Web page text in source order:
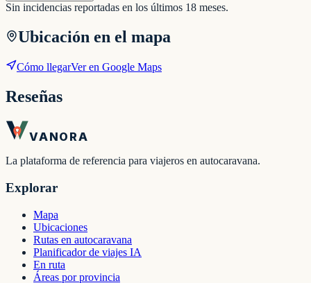
Sin incidencias reportadas en los últimos 18 meses.
Ubicación en el mapa
Cómo llegarVer en Google Maps
Reseñas
VANORA
La plataforma de referencia para viajeros en autocaravana.
Explorar
Mapa
Ubicaciones
Rutas en autocaravana
Planificador de viajes IA
En ruta
Áreas por provincia